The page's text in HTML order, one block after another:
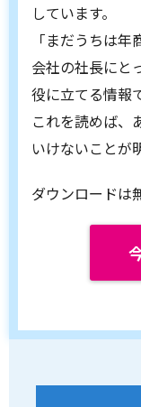
しています。
「まだうちは
会社の社長にと
役に立てる情報
これを読めば、
いけないことが
ダウンロードは